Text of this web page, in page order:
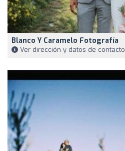
Blanco Y Caramelo Fotografía
Ver dirección y datos de contacto